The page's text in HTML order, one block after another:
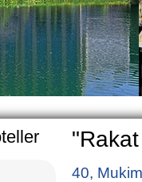
is why migration
any influence on
general, the level
growth is very
marriages is
percentage of
in the world.
family is
The usual Uzbek
rather big. On the
5-6 children.
40,